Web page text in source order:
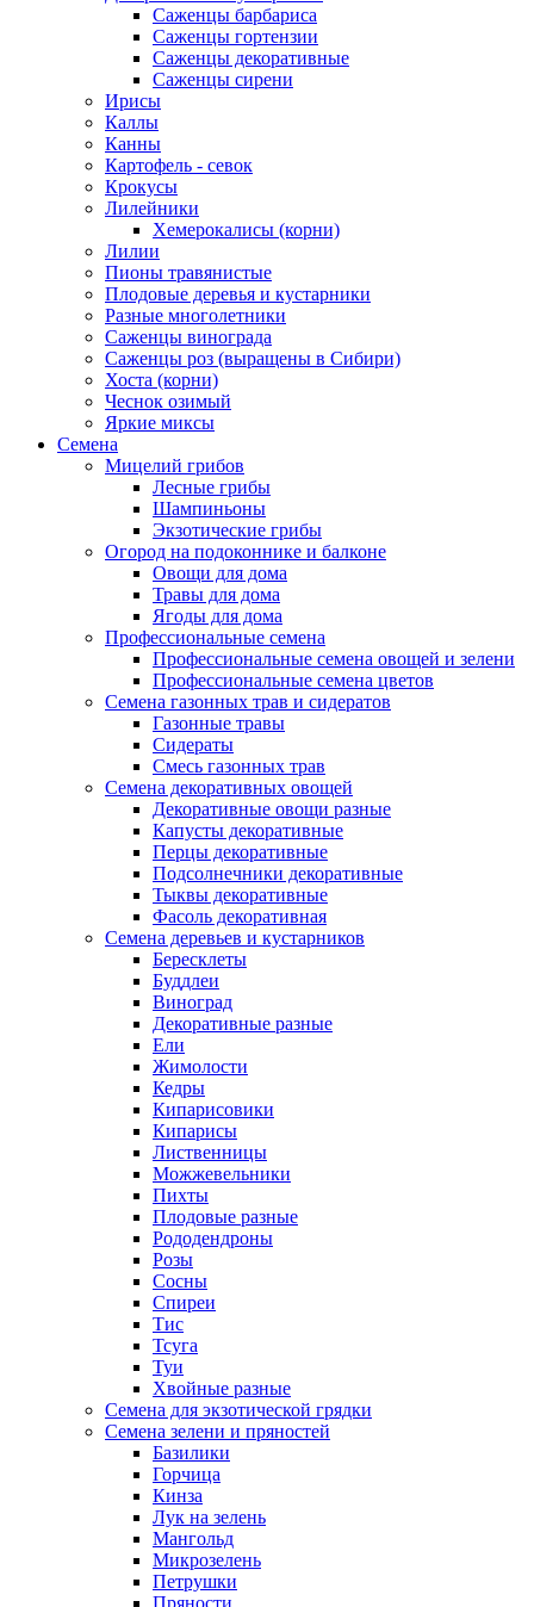
Саженцы барбариса
Саженцы гортензии
Саженцы декоративные
Саженцы сирени
Ирисы
Каллы
Канны
Картофель - севок
Крокусы
Лилейники
Хемерокалисы (корни)
Лилии
Пионы травянистые
Плодовые деревья и кустарники
Разные многолетники
Саженцы винограда
Саженцы роз (выращены в Сибири)
Хоста (корни)
Чеснок озимый
Яркие миксы
Семена
Мицелий грибов
Лесные грибы
Шампиньоны
Экзотические грибы
Огород на подоконнике и балконе
Овощи для дома
Травы для дома
Ягоды для дома
Профессиональные семена
Профессиональные семена овощей и зелени
Профессиональные семена цветов
Семена газонных трав и сидератов
Газонные травы
Сидераты
Смесь газонных трав
Семена декоративных овощей
Декоративные овощи разные
Капусты декоративные
Перцы декоративные
Подсолнечники декоративные
Тыквы декоративные
Фасоль декоративная
Семена деревьев и кустарников
Бересклеты
Буддлеи
Виноград
Декоративные разные
Ели
Жимолости
Кедры
Кипарисовики
Кипарисы
Лиственницы
Можжевельники
Пихты
Плодовые разные
Рододендроны
Розы
Сосны
Спиреи
Тис
Тсуга
Туи
Хвойные разные
Семена для экзотической грядки
Семена зелени и пряностей
Базилики
Горчица
Кинза
Лук на зелень
Мангольд
Микрозелень
Петрушки
Пряности